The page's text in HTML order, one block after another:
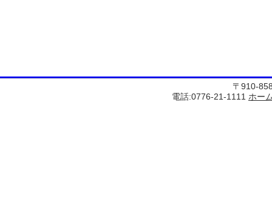
〒910-
電話:0776-21-1111 ホー